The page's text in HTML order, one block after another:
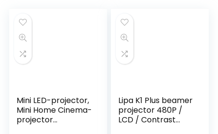
Mini LED-projector,
Mini Home Cinema-
projector
Lipa K1 Plus beamer
projector 480P /
LCD / Contrast